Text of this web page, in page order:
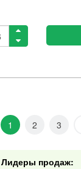
1 2 3
Лидеры продаж: